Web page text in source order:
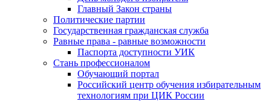
Главный Закон страны
Политические партии
Государственная гражданская служба
Равные права - равные возможности
Паспорта доступности УИК
Стань профессионалом
Обучающий портал
Российский центр обучения избирательным
технологиям при ЦИК России